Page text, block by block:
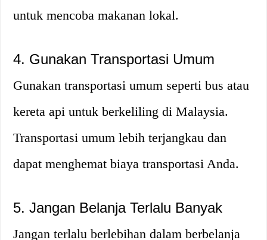
untuk mencoba makanan lokal.
4. Gunakan Transportasi Umum
Gunakan transportasi umum seperti bus atau
kereta api untuk berkeliling di Malaysia.
Transportasi umum lebih terjangkau dan
dapat menghemat biaya transportasi Anda.
5. Jangan Belanja Terlalu Banyak
Jangan terlalu berlebihan dalam berbelanja